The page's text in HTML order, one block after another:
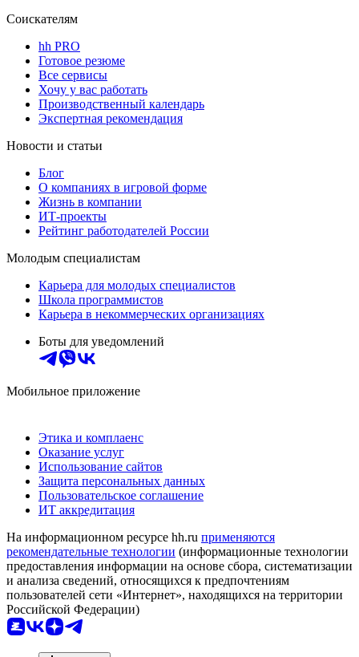
Соискателям
hh PRO
Готовое резюме
Все сервисы
Хочу у вас работать
Производственный календарь
Экспертная рекомендация
Новости и статьи
Блог
О компаниях в игровой форме
Жизнь в компании
ИТ-проекты
Рейтинг работодателей России
Молодым специалистам
Карьера для молодых специалистов
Школа программистов
Карьера в некоммерческих организациях
Боты для уведомлений
Мобильное приложение
Этика и комплаенс
Оказание услуг
Использование сайтов
Защита персональных данных
Пользовательское соглашение
ИТ аккредитация
На информационном ресурсе hh.ru применяются
рекомендательные технологии (информационные технологии
предоставления информации на основе сбора, систематизации
и анализа сведений, относящихся к предпочтениям
пользователей сети «Интернет», находящихся на территории
Российской Федерации)